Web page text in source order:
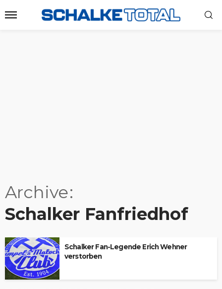
Archive
Schalker Fanfriedhof
Schalker Fan-Legende Erich Wehner
verstorben